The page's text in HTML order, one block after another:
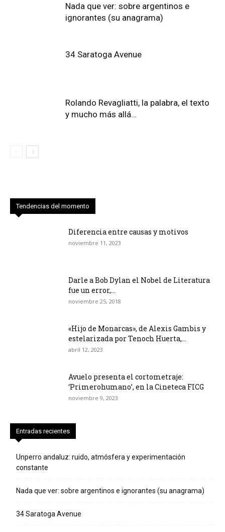
Nada que ver: sobre argentinos e
ignorantes (su anagrama)
34 Saratoga Avenue
Rolando Revagliatti, la palabra, el texto
y mucho más allá…
Tendencias del momento
Diferencia entre causas y motivos
noviembre 11, 2023
Darle a Bob Dylan el Nobel de Literatura
fue un error,...
noviembre 25, 2018
«Hijo de Monarcas», de Alexis Gambis y
estelarizada por Tenoch Huerta,...
abril 12, 2023
Avuelo presenta el cortometraje:
‘Primerohumano’, en la Cineteca FICG
noviembre 9, 2023
Entradas recientes
Unperro andaluz: ruido, atmósfera y experimentación
constante
Nada que ver: sobre argentinos e ignorantes (su anagrama)
34 Saratoga Avenue